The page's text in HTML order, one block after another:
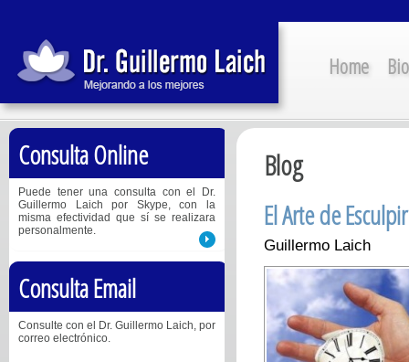
Home
Consulta Online
Puede tener una consulta con el Dr.
Guillermo Laich por Skype, con la
misma efectividad que sí se realizara
personalmente.
Consulta Email
Consulte con el Dr. Guillermo Laich, por
correo electrónico.
Blog
El Arte de
Guillermo Laich